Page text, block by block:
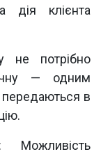
дія клієнта
не потрібно
— одним
передаються в
Можливість